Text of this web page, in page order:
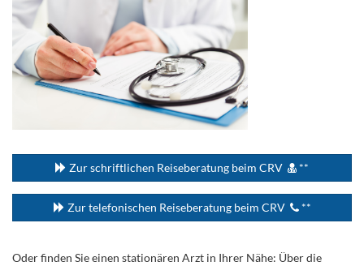
Zur schriftlichen Reiseberatung beim CRV **
Zur telefonischen Reiseberatung beim CRV **
Oder finden Sie einen stationären Arzt in Ihrer Nähe: Über die